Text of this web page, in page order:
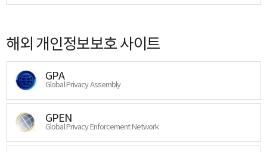
해외 개인정보보호 사이트
GPA
Global Privacy Assembly
GPEN
Global Privacy Enforcement Network